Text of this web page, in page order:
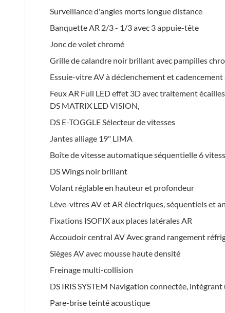
Surveillance d'angles morts longue distance
Banquette AR 2/3 - 1/3 avec 3 appuie-tête
Jonc de volet chromé
Grille de calandre noir brillant avec pampilles
Essuie-vitre AV à déclenchement et
Feux AR Full LED effet 3D avec traitement
DS MATRIX LED VISION,
DS E-TOGGLE Sélecteur de vitesses
Jantes alliage 19" LIMA
Boîte de vitesse automatique séquentielle 6
DS Wings noir brillant
Volant réglable en hauteur et profondeur
Lève-vitres AV et AR électriques, séquentiels et
Fixations ISOFIX aux places latérales AR
Accoudoir central AV Avec grand rangement
Sièges AV avec mousse haute densité
Freinage multi-collision
DS IRIS SYSTEM Navigation connectée,
Pare-brise teinté acoustique